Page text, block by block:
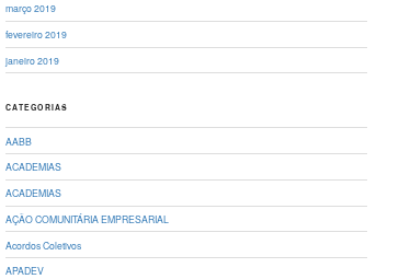
março 2019
fevereiro 2019
janeiro 2019
CATEGORIAS
AABB
ACADEMIAS
ACADEMIAS
AÇÃO COMUNITÁRIA EMPRESARIAL
Acordos Coletivos
APADEV